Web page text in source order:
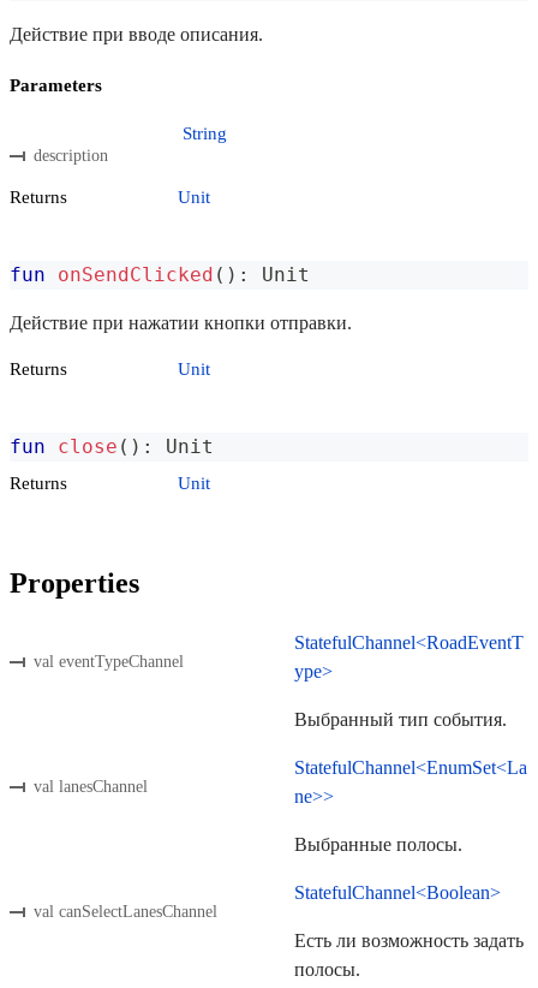
Действие при вводе описания.
Parameters
description
String
Returns Unit
fun onSendClicked ( ) : Unit
Действие при нажатии кнопки отправки.
Returns Unit
fun close ( ) : Unit
Returns Unit
Properties
val eventTypeChannel
StatefulChannel<RoadEventT
ype>
Выбранный тип события.
val lanesChannel
StatefulChannel<EnumSet<La
ne>>
Выбранные полосы.
val canSelectLanesChannel
StatefulChannel<Boolean>
Есть ли возможность задать
полосы.